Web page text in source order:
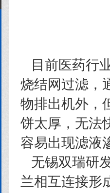
目前医药行
烧结网过滤，
物排出机外，
饼太厚，无法
容易出现滤液
无锡双瑞研
兰相互连接形